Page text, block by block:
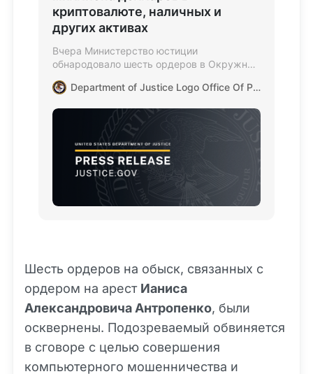
криптовалюте, наличных и
других активах
Вчера Министерство юстиции
обнародовало шесть ордеров в Окружных
округа.Окружные суды Восточного округа
Калифорнии и Северного округа Техаса
разрешили конфисковать более 2,8
миллиона долларов в криптовалюте, 70
тысяч долларов наличными и роскошный
автомобиль.
Department of Justice Logo Office Of Public Affairs
Шесть ордеров на обыск, связанных с
ордером на арест Ианиса
Александровича Антропенко, были
осквернены. Подозреваемый обвиняется
в сговоре с целью совершения
компьютерного мошенничества и